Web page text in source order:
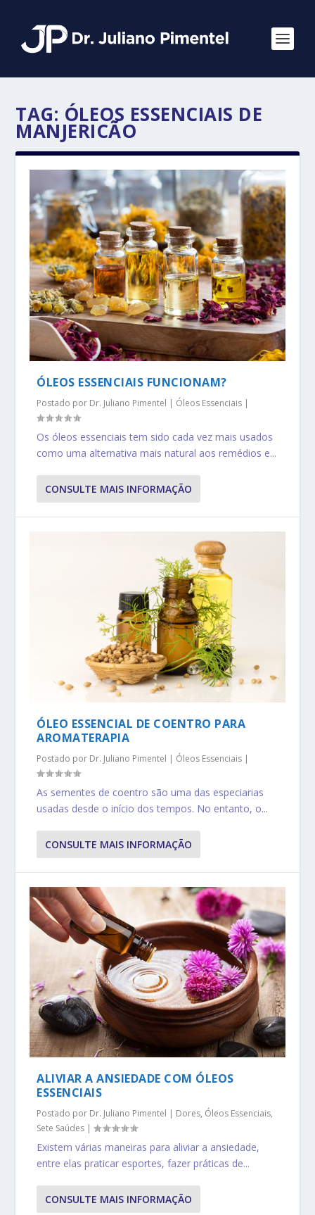
TAG: ÓLEOS ESSENCIAIS DE
MANJERICÃO
ÓLEOS ESSENCIAIS FUNCIONAM?
Postado por Dr. Juliano Pimentel | Óleos Essenciais |
Os óleos essenciais tem sido cada vez mais usados
como uma alternativa mais natural aos remédios e...
CONSULTE MAIS INFORMAÇÃO
ÓLEO ESSENCIAL DE COENTRO PARA
AROMATERAPIA
Postado por Dr. Juliano Pimentel | Óleos Essenciais |
As sementes de coentro são uma das especiarias
usadas desde o início dos tempos. No entanto, o...
CONSULTE MAIS INFORMAÇÃO
ALIVIAR A ANSIEDADE COM ÓLEOS
ESSENCIAIS
Postado por Dr. Juliano Pimentel | Dores, Óleos Essenciais,
Sete Saúdes |
Existem várias maneiras para aliviar a ansiedade,
entre elas praticar esportes, fazer práticas de...
CONSULTE MAIS INFORMAÇÃO